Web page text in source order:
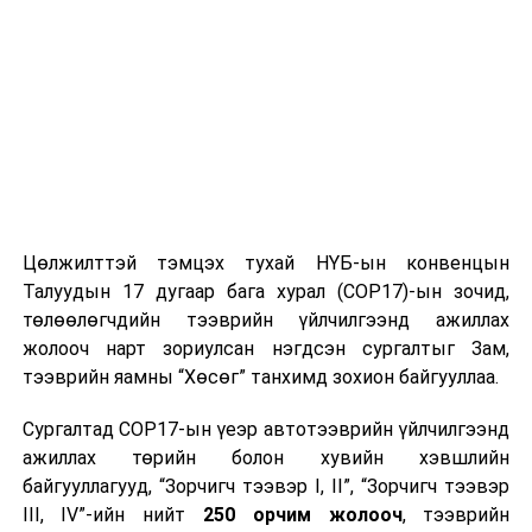
ДАРААХ МЭДЭЭ
Та өөрт ойр вакцины аль ч цэгт очиж
дархлаажуулалтад хамрагдах боломжтой
Цөлжилттэй тэмцэх тухай НҮБ-ын конвенцын
Талуудын 17 дугаар бага хурал (COP17)-ын зочид,
төлөөлөгчдийн тээврийн үйлчилгээнд ажиллах
жолооч нарт зориулсан нэгдсэн сургалтыг Зам,
тээврийн яамны “Хөсөг” танхимд зохион байгууллаа.
Сургалтад COP17-ын үеэр автотээврийн үйлчилгээнд
ажиллах төрийн болон хувийн хэвшлийн
байгууллагууд, “Зорчигч тээвэр I, II”, “Зорчигч тээвэр
III, IV”-ийн нийт 250 орчим жолооч, тээврийн